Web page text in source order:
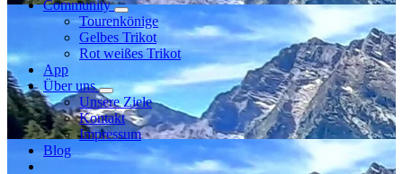
Community
Tourenkönige
Gelbes Trikot
Rot weißes Trikot
App
Über uns
Unsere Ziele
Kontakt
Impressum
Blog